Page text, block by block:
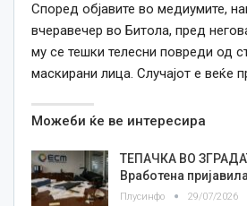
Според објавите во медиумите,
вчеравечер во Битола, пред
му се тешки телесни повреди од
маскирани лица. Случајот е веќе
Можеби ќе ве интересира
ТЕПАЧКА ВО
Вработена
Плусинфо 29/07/2026